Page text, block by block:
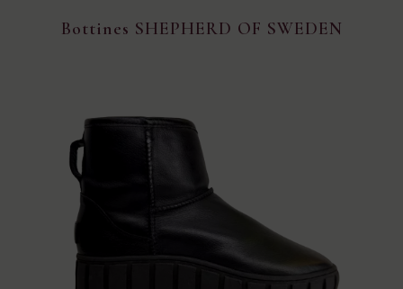
Bottines SHEPHERD OF SWEDEN